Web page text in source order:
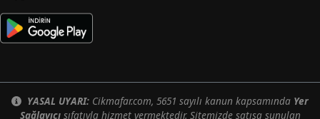
YASAL UYARI: Cikmafar.com, 5651 sayılı kanun kapsamında Yer
Sağlayıcısıfatıyla hizmet vermektedir. Sitemizde satışa sunulan